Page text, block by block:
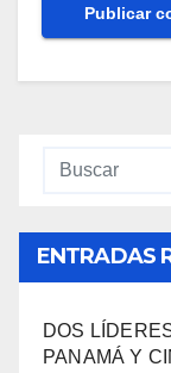
ENTRADAS
DOS
PANAMÁ Y